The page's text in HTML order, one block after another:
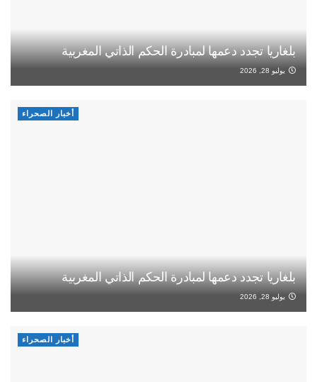
بلغاريا تجدد دعمها لمبادرة الحكم الذاتي المغربية
يوليو 28, 2026
أخبار الصحراء
بلغاريا تجدد دعمها لمبادرة الحكم الذاتي المغربية
يوليو 28, 2026
أخبار الصحراء